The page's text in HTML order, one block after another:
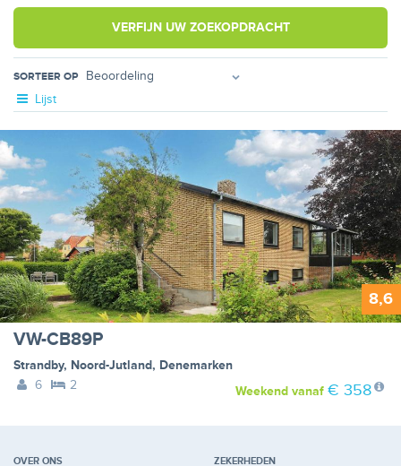
VERFIJN UW ZOEKOPDRACHT
SORTEER OP
Lijst
8,6
VW-CB89P
Strandby, Noord-Jutland, Denemarken
6
2 Weekendvanaf € 358
OVER ONS ZEKERHEDEN